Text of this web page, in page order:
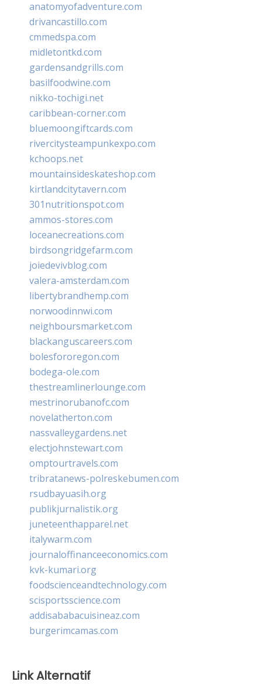
anatomyofadventure.com
drivancastillo.com
cmmedspa.com
midletontkd.com
gardensandgrills.com
basilfoodwine.com
nikko-tochigi.net
caribbean-corner.com
bluemoongiftcards.com
rivercitysteampunkexpo.com
kchoops.net
mountainsideskateshop.com
kirtlandcitytavern.com
301nutritionspot.com
ammos-stores.com
loceanecreations.com
birdsongridgefarm.com
joiedevivblog.com
valera-amsterdam.com
libertybrandhemp.com
norwoodinnwi.com
neighboursmarket.com
blackanguscareers.com
bolesfororegon.com
bodega-ole.com
thestreamlinerlounge.com
mestrinorubanofc.com
novelatherton.com
nassvalleygardens.net
electjohnstewart.com
omptourtravels.com
tribratanews-polreskebumen.com
rsudbayuasih.org
publikjurnalistik.org
juneteenthapparel.net
italywarm.com
journaloffinanceeconomics.com
kvk-kumari.org
foodscienceandtechnology.com
scisportsscience.com
addisababacuisineaz.com
burgerimcamas.com
Link Alternatif